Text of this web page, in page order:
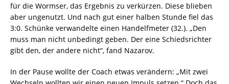
für die Wormser, das Ergebnis zu verkürzen. Diese blieben
aber ungenutzt. Und nach gut einer halben Stunde fiel das
3:0. Schünke verwandelte einen Handelfmeter (32.). „Den
muss man nicht unbedingt geben. Der eine Schiedsrichter
gibt den, der andere nicht“, fand Nazarov.
In der Pause wollte der Coach etwas verändern: „Mit zwei